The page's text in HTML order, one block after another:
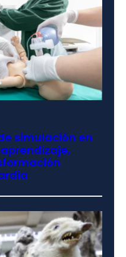
simulación en